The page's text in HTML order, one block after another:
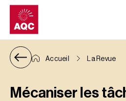
Panneau de gestion des cookies
Accueil La Revue
Mécaniser les